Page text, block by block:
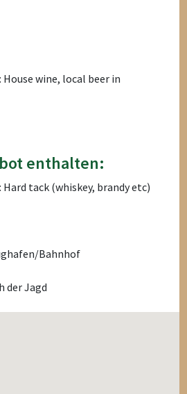
wine, local beer in
enthalten:
tack (whiskey, brandy etc)
Bahnhof
der Jagd